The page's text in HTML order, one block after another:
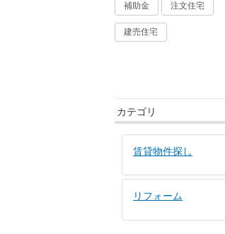
補助金 注文住宅
建売住宅
カテゴリ
賃貸物件探し
リフォーム